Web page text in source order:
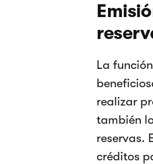
La
realizar
también
reservas.
créditos